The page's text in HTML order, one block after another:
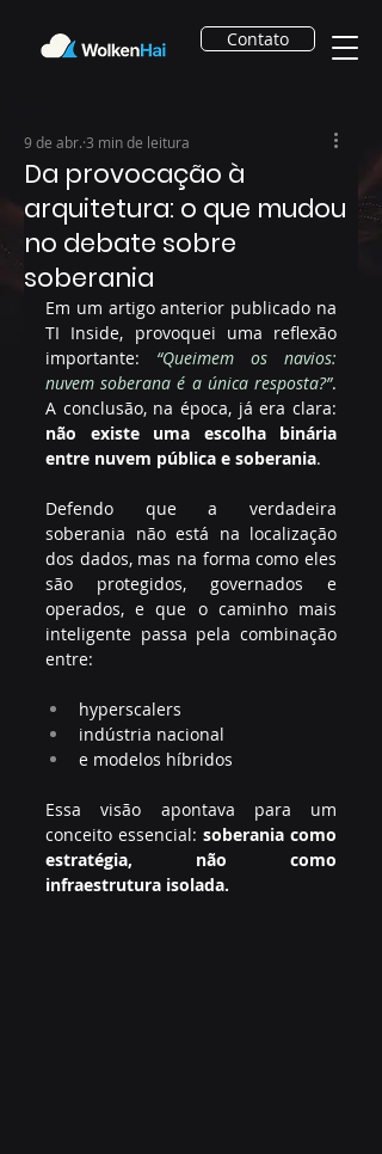
Contato
Da provocação à
arquitetura: o que mudou
no debate sobre
soberania
9 de abr. 3 min de leitura
Em um artigo anterior publicado na
TI Inside, provoquei uma reflexão
importante:
“Queimem os navios:
nuvem soberana é a única resposta?”.
não existe uma escolha binária
entre nuvem pública e soberania.
Defendo que a verdadeira
soberania não está na localização
dos dados, mas na forma como eles
são protegidos, governados e
operados, e que o caminho mais
inteligente passa pela combinação
entre:
hyperscalers
indústria nacional
e modelos híbridos
Essa visão apontava para um
conceito essencial: soberania como
estratégia, não como
infraestrutura isolada.